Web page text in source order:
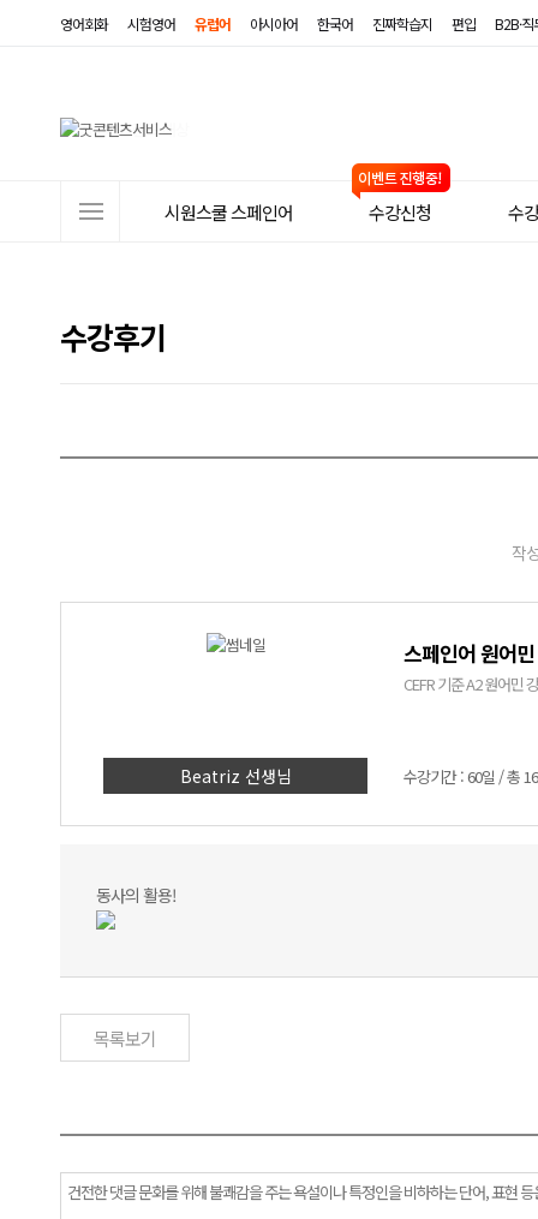
영어회화 시험영어 유럽어 아시아어 한국어 진짜학습지 편입 B2B·
뉴
시원스쿨 스페인어 수강신청 수
수강후기
작
Beatriz 선생님
스페인어 원어
CEFR 기준 A2 원어민
수강기간 : 60일 / 총
동사의 활용!
목록보기